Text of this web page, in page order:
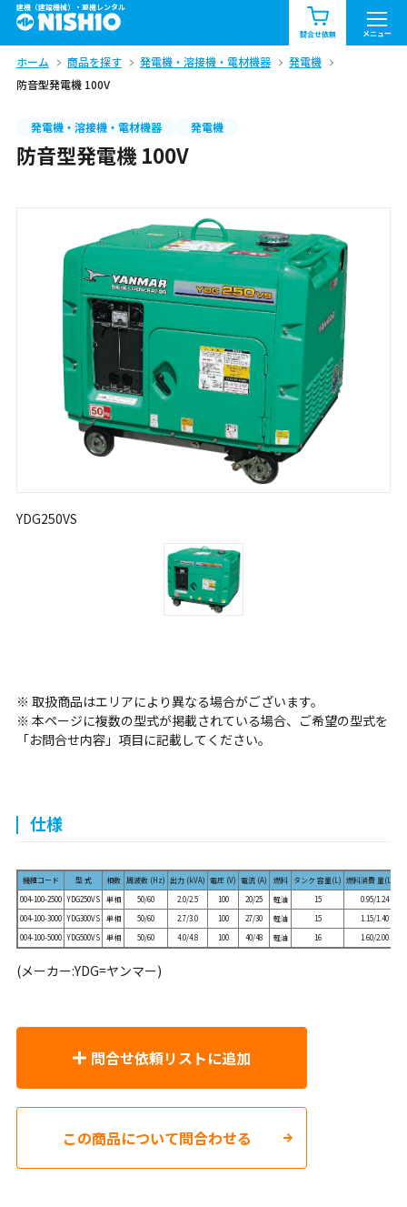
建機（建設機械）・重機レンタル
問合せ依頼 メニュー
商品一覧 お知らせ一覧
問合せ依頼リスト お問合せ
北海道
九州・沖縄（外部）
ホーム 商品を探す 発電機・溶接機・電材機器
発電機
防音型発電機 100V
発電機・溶接機・電材機器 発電機
防音型発電機 100V
YDG250VS
※ 取扱商品はエリアにより異なる場合がございます。
※ 本ページに複数の型式が掲載されている場合、ご希望の型式を
「お問合せ内容」項目に記載してください。
仕様
機種コード 型 式 相数 周波数 (Hz) 出力 (kVA) 電圧 (V) 電流 (A) 燃料 タンク 容量(L) 燃料消費 量(L/h)
004-100-2500 YDG250VS 単相 50/60 2.0/2.5 100 20/25 軽油 15
0.95/1.24
004-100-3000 YDG300VS 単相 50/60 2.7/3.0 100 27/30 軽油 15
1.15/1.40
004-100-5000 YDG500VS 単相 50/60 4.0/4.8 100 40/48 軽油 16 1.60/2.00
(メーカー:YDG=ヤンマー)
問合せ依頼リストに追加
この商品について問合わせる